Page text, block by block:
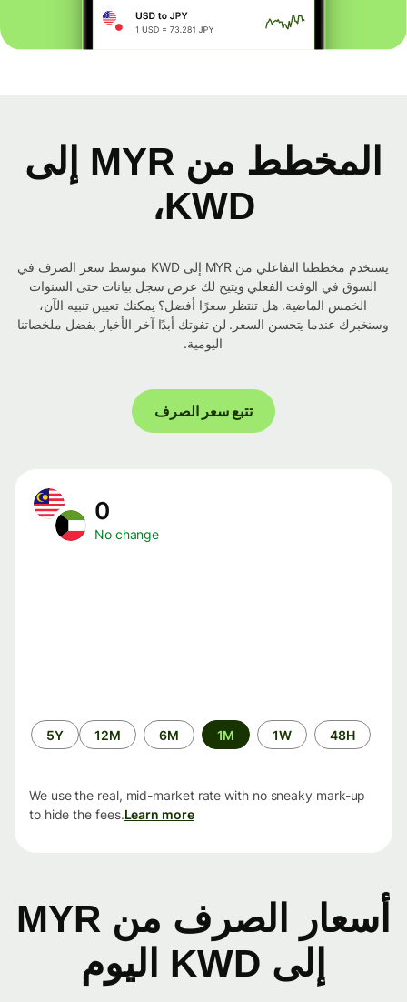
المخطط من MYR إلى
KWD،
يستخدم مخططنا التفاعلي من MYR إلى KWD متوسط ​​سعر الصرف في
السوق في الوقت الفعلي ويتيح لك عرض سجل بيانات حتى السنوات
الخمس الماضية. هل تنتظر سعرًا أفضل؟ يمكنك تعيين تنبيه الآن،
وسنخبرك عندما يتحسن السعر. لن تفوتك أبدًا آخر الأخبار بفضل ملخصاتنا
اليومية.
تتبع سعر الصرف
No change
الفترة
الزمنية
48H
1W
1M
6M
12M
5Y
We use the real, mid-market rate with no sneaky mark-up
to hide the fees.Learn more
أسعار الصرف من MYR
إلى KWD اليوم